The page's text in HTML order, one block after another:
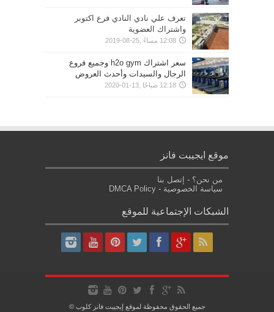
تعرف علي نادي النادي فرع اكتوبر
واشتراك العضوية
12:08 مساءً ,25-08-2019
سعر اشتراك h2o gym وجميع فروع
الرجال والسيدات وأحدث العروض
12:18 صباحًا ,13-01-2020
موقع ايجيبت فانز
من نحن؟ - إتصل بنا
سياسة الخصوصية -
DMCA Policy
الشبكات الإجتماعية للموقع
جميع الحقوق محفوظة لموقع إيجيبت فانز كلوب ©